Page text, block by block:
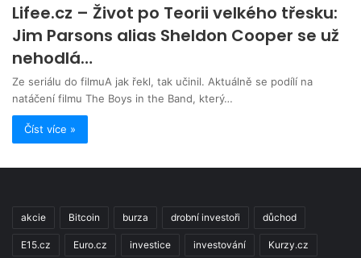
Lifee.cz – Život po Teorii velkého třesku:
Jim Parsons alias Sheldon Cooper se už
nehodlá…
Ze seriálu do filmuA jak řekl, tak učinil. Aktuálně se podílí na
natáčení filmu The Boys in the Band, který…
Číst více »
akcie Bitcoin burza drobní investoři důchod
E15.cz Euro.cz investice investování Kurzy.cz